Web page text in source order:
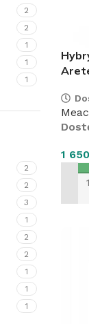
2
2
1
1
1
2
2
3
1
2
2
1
1
1
1